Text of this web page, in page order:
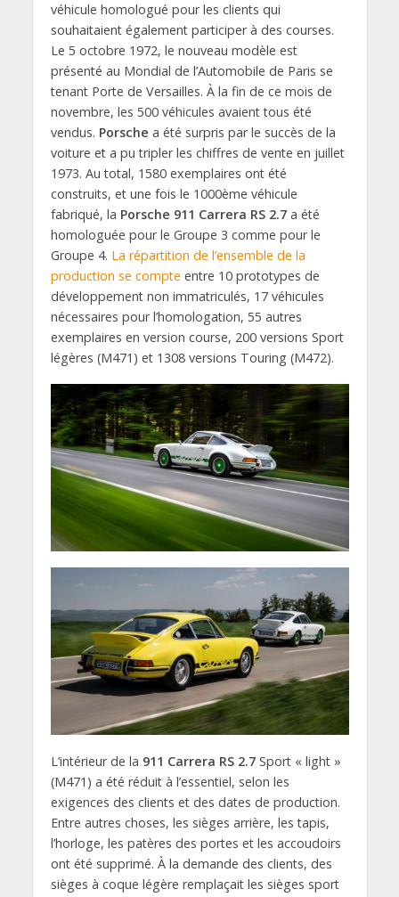
véhicule homologué pour les clients qui
souhaitaient également participer à des courses.
Le 5 octobre 1972, le nouveau modèle est
présenté au Mondial de l’Automobile de Paris se
tenant Porte de Versailles. À la fin de ce mois de
novembre, les 500 véhicules avaient tous été
vendus. Porsche a été surpris par le succès de la
voiture et a pu tripler les chiffres de vente en juillet
1973. Au total, 1580 exemplaires ont été
construits, et une fois le 1000ème véhicule
fabriqué, la Porsche 911 Carrera RS 2.7a été
homologuée pour le Groupe 3 comme pour le
Groupe 4. La répartition de l’ensemble de la
production se compte entre 10 prototypes de
développement non immatriculés, 17 véhicules
nécessaires pour l’homologation, 55 autres
exemplaires en version course, 200 versions Sport
légères (M471) et 1308 versions Touring (M472).
L’intérieur de la 911 Carrera RS 2.7Sport « light »
(M471) a été réduit à l’essentiel, selon les
exigences des clients et des dates de production.
Entre autres choses, les sièges arrière, les tapis,
l’horloge, les patères des portes et les accoudoirs
ont été supprimé. À la demande des clients, des
sièges à coque légère remplaçait les sièges sport